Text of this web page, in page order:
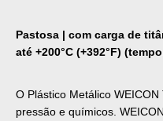
Pastosa | com carga de
até +200°C (+392°F)
O Plástico Metálico
pressão e químicos.